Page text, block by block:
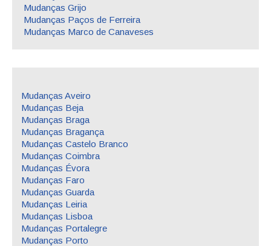
Mudanças Grijo
Mudanças Paços de Ferreira
Mudanças Marco de Canaveses
Mudanças Aveiro
Mudanças Beja
Mudanças Braga
Mudanças Bragança
Mudanças Castelo Branco
Mudanças Coimbra
Mudanças Évora
Mudanças Faro
Mudanças Guarda
Mudanças Leiria
Mudanças Lisboa
Mudanças Portalegre
Mudanças Porto